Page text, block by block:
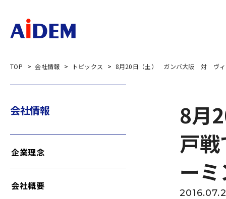
TOP 会社情報 トピックス 8月20日（土） ガンバ大阪 対 ヴィッ
8月
戸
ー
会社情報
企業理念
会社概要